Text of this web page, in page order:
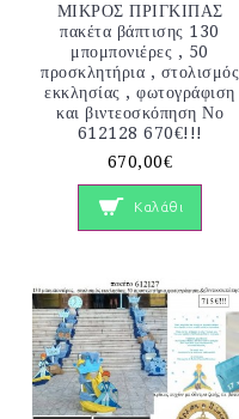
ΜΙΚΡΟΣ ΠΡΙΓΚΙΠΑΣ
πακέτα βάπτισης 130
μπομπονιέρες , 50
προσκλητήρια , στολισμός
εκκλησίας , φωτογράφιση
και βιντεοσκόπηση Νο
612128 670€!!!
670,00€
Καλάθι